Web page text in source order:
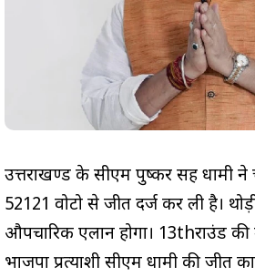
उत्तराखण्ड के सीएम पुष्कर सिंह धामी
52121 वोटो से जीत दर्ज कर ली है।
औपचारिक एलान होगा। 13thराउंड
भाजपा प्रत्याशी सीएम धामी की जीत